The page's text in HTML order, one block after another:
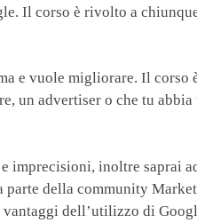
Il corso è rivolto a
e vuole migliorare. Il
advertiser o che tu abbia
imprecisioni, inoltre saprai
della community
dell’utilizzo di